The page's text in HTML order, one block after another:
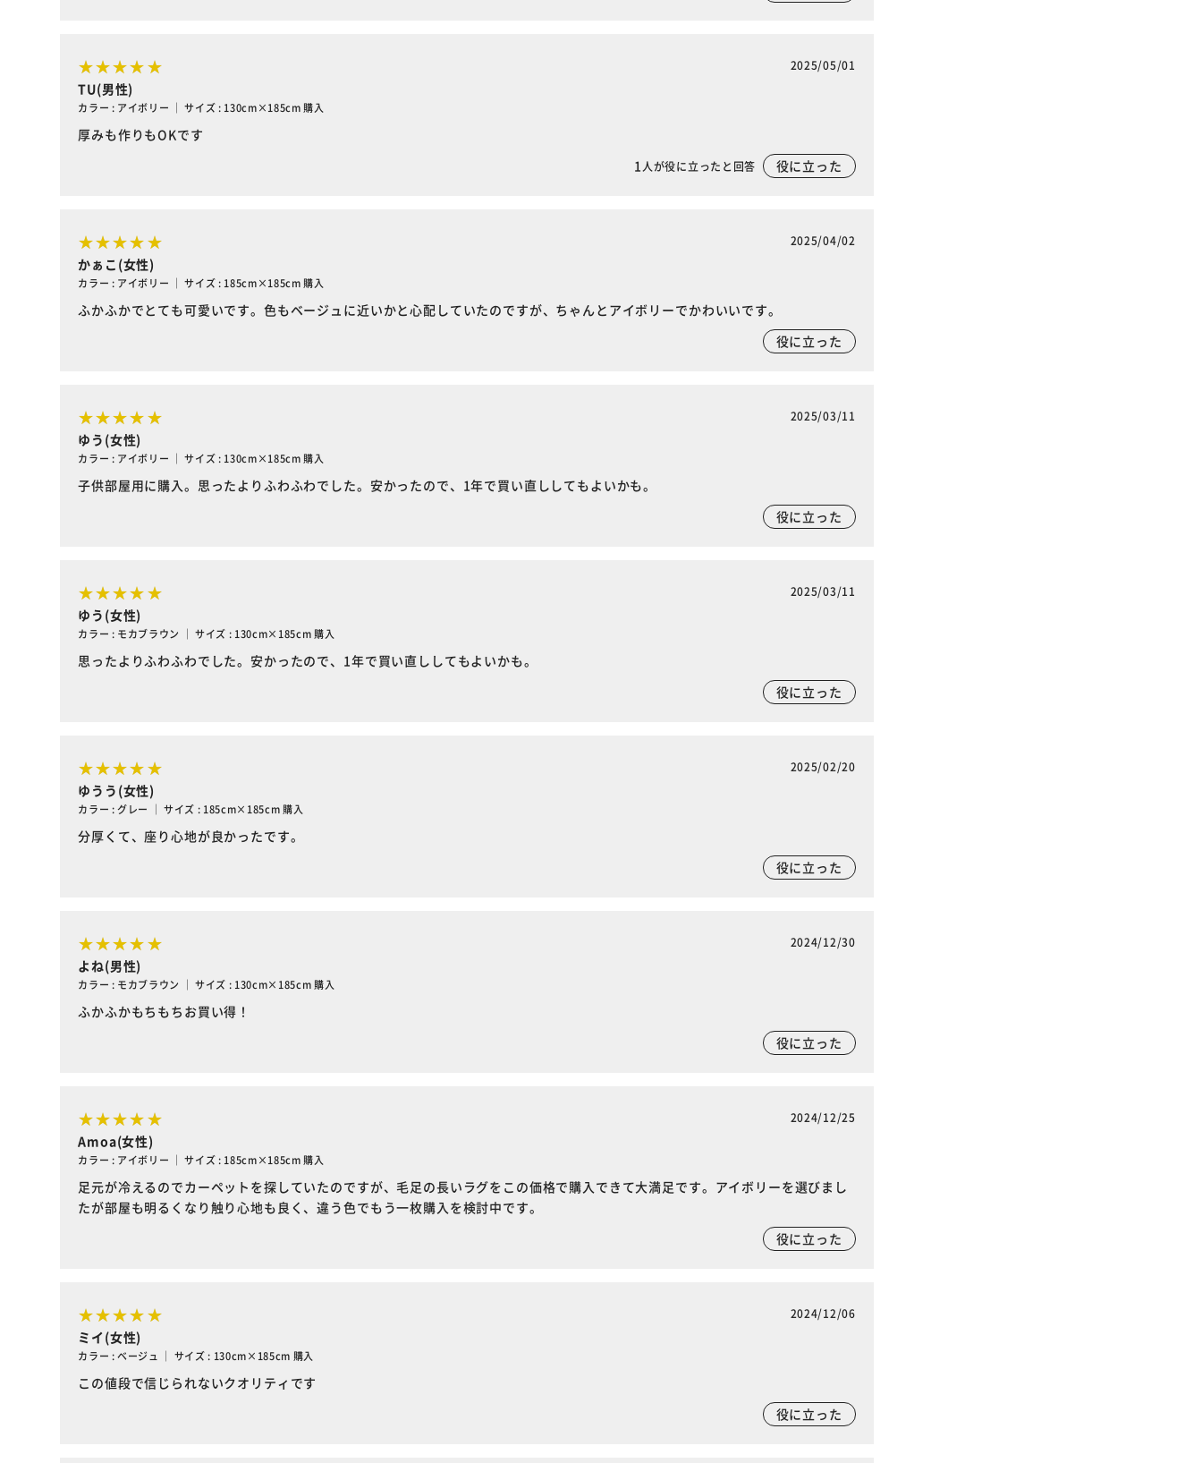
2025/05/01
TU(男性)
カラー : アイボリー ｜ サイズ : 130cm×185cm 購入
厚みも作りもOKです
1 人が役に立ったと回答 役に立った
2025/04/02
かぁこ(女性)
カラー : アイボリー ｜ サイズ : 185cm×185cm 購入
ふかふかでとても可愛いです。色もベージュに近いかと心配していたのですが、ちゃんとアイボリーでかわいいです。
役に立った
2025/03/11
ゆう(女性)
カラー : アイボリー ｜ サイズ : 130cm×185cm 購入
子供部屋用に購入。思ったよりふわふわでした。安かったので、1年で買い直ししてもよいかも。
役に立った
2025/03/11
ゆう(女性)
カラー : モカブラウン ｜ サイズ : 130cm×185cm 購入
思ったよりふわふわでした。安かったので、1年で買い直ししてもよいかも。
役に立った
2025/02/20
ゆうう(女性)
カラー : グレー ｜ サイズ : 185cm×185cm 購入
分厚くて、座り心地が良かったです。
役に立った
2024/12/30
よね(男性)
カラー : モカブラウン ｜ サイズ : 130cm×185cm 購入
ふかふかもちもちお買い得！
役に立った
2024/12/25
Amoa(女性)
カラー : アイボリー ｜ サイズ : 185cm×185cm 購入
足元が冷えるのでカーペットを探していたのですが、毛足の長いラグをこの価格で購入できて大満足です。アイボリーを選びまし
たが部屋も明るくなり触り心地も良く、違う色でもう一枚購入を検討中です。
役に立った
2024/12/06
ミイ(女性)
カラー : ベージュ ｜ サイズ : 130cm×185cm 購入
この値段で信じられないクオリティです
役に立った